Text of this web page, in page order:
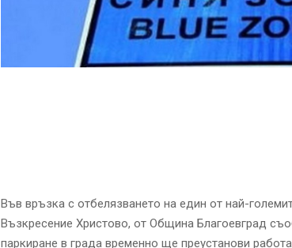
Във връзка с отбелязването на един от най-
Възкресение Христово, от Община Благоевград
паркиране в града временно ще преустанови